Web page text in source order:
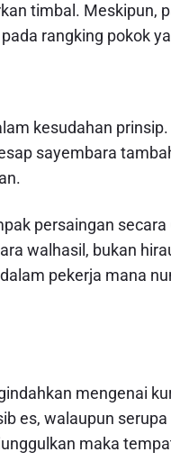
timbal. Meskipun,
rangking pokok
kesudahan
sayembara
persaingan secara
walhasil, bukan
pekerja mana
mengenai
es, walaupun
maka